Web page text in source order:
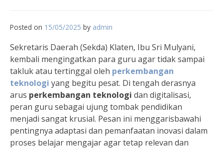
Posted on 15/05/2025 by admin
Sekretaris Daerah (Sekda) Klaten, Ibu Sri Mulyani,
kembali mengingatkan para guru agar tidak sampai
takluk atau tertinggal oleh perkembangan
teknologi yang begitu pesat. Di tengah derasnya
arus perkembangan teknologi dan digitalisasi,
peran guru sebagai ujung tombak pendidikan
menjadi sangat krusial. Pesan ini menggarisbawahi
pentingnya adaptasi dan pemanfaatan inovasi dalam
proses belajar mengajar agar tetap relevan dan